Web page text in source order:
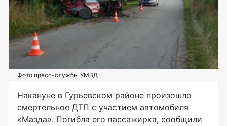
Фото пресс-службы УМВД
Накануне в Гурьевском районе произошло
смертельное ДТП с участием автомобиля
«Мазда». Погибла его пассажирка, сообщили